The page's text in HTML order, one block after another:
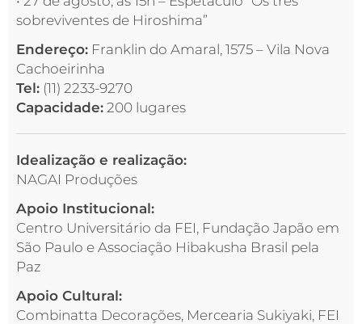
sobreviventes de Hiroshima”
Endereço: Franklin do Amaral, 1575 – Vila Nova
Cachoeirinha
Tel: (11) 2233-9270
Capacidade: 200 lugares
Idealização e realização:
NAGAI Produções
Apoio Institucional:
Centro Universitário da FEI, Fundação Japão em
São Paulo e Associação Hibakusha Brasil pela
Paz
Apoio Cultural:
Combinatta Decorações, Mercearia Sukiyaki, FEI